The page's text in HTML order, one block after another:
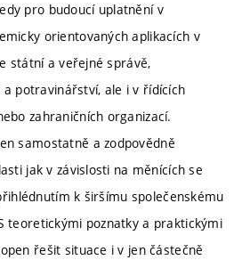
pro budoucí uplatnění v
orientovaných aplikacích v
státní a veřejné správě,
potravinářství, ale i v řídících
zahraničních organizací.
samostatně a zodpovědně
jak v závislosti na měnících se
k širšímu společenskému
teoretickými poznatky a praktickými
řešit situace i v jen částečně